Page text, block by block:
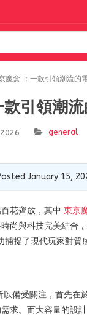
魔盒 ：一款引領潮流的
引領潮
general
January 15,
花齊放，其中 東京
尚與科技完美結合
捕捉了現代玩家對質
以備受關注，首先在
求。而大容量的設